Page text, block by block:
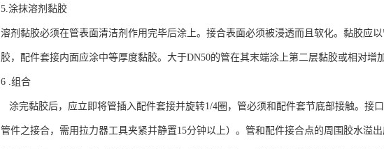
5.涂抹溶剂黏胶
溶剂黏胶必须在管表面清洁剂作用完毕后涂上。接合表面必须被浸透而且软化。黏胶应
胶，配件套接内面应涂中等厚度黏胶。大于DN50的管在其末端涂上第二层黏胶或相对增
6 .组合
涂完黏胶后，应立即将管插入配件套接并旋转1/4圈，管必须和配件套节底部接触。接
管件之接合，需用拉力器工具夹紧并静置15分钟以上）。管和配件接合点的周围胶水溢